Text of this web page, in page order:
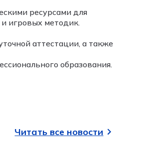
ресурсами для
игровых методик.
аттестации, а также
образования.
Читать все новости